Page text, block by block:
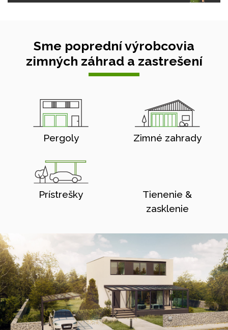
Sme poprední výrobcovia
zimných záhrad a zastrešení
Pergoly Zimné zahrady
Prístrešky
Tienenie &
zasklenie